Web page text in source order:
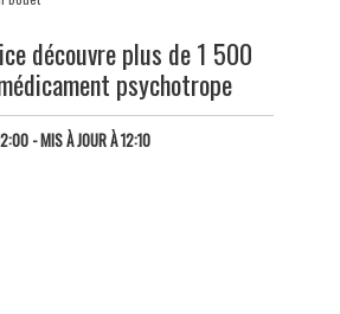
découvre plus de 1 500
psychotrope
- MIS À JOUR À 12:10